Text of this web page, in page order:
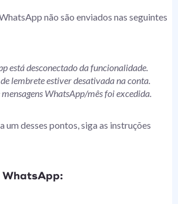
não são enviados nas seguintes
está desconectado da funcionalidade.
lembrete estiver desativada na conta.
WhatsApp/mês foi excedida.
um desses pontos, siga as instruções